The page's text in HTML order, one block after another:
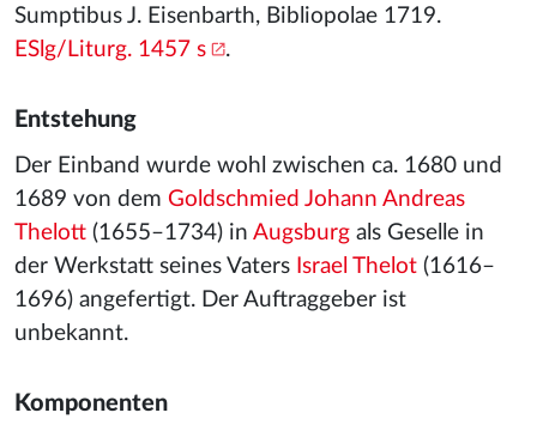
Sumptibus J. Eisenbarth, Bibliopolae 1719.
ESlg/Liturg. 1457 s
.
Entstehung
Der Einband wurde wohl zwischen ca. 1680 und
1689 von dem Goldschmied Johann Andreas
Thelott (1655–1734) in Augsburg als Geselle in
der Werkstatt seines Vaters Israel Thelot (1616–
1696) angefertigt. Der Auftraggeber ist
unbekannt.
Komponenten